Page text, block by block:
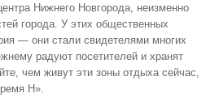
Нижнего Новгорода, неизменно
города. У этих общественных
— они стали свидетелями многих
радуют посетителей и хранят
чем живут эти зоны отдыха сейчас,
Н».